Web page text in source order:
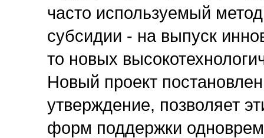
часто используемый
субсидии - на выпуск
то новых
Новый проект
утверждение, позволяет
форм поддержки